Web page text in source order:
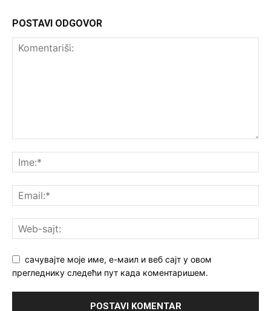
POSTAVI ODGOVOR
сачувајте моје име, е-маил и веб сајт у овом
прегледнику следећи пут када коментаришем.